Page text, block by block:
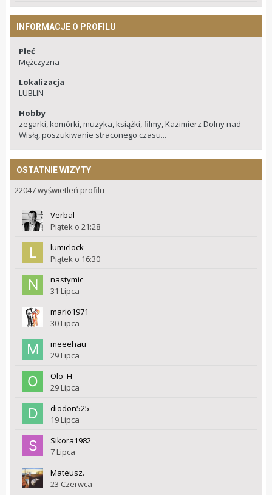
INFORMACJE O PROFILU
Płeć
Mężczyzna
Lokalizacja
LUBLIN
Hobby
zegarki, komórki, muzyka, książki, filmy, Kazimierz Dolny nad
Wisłą, poszukiwanie straconego czasu...
OSTATNIE WIZYTY
22047 wyświetleń profilu
Verbal
Piątek o 21:28
lumiclock
Piątek o 16:30
nastymic
31 Lipca
mario1971
30 Lipca
meeehau
29 Lipca
Olo_H
29 Lipca
diodon525
19 Lipca
Sikora1982
7 Lipca
Mateusz.
23 Czerwca